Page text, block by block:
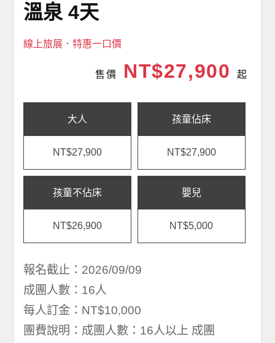
溫泉 4天
線上旅展．特惠一口價
售價 NT$27,900 起
大人
NT$27,900
孩童佔床
NT$27,900
孩童不佔床
NT$26,900
嬰兒
NT$5,000
報名截止：2026/09/09
成團人數：16人
每人訂金：NT$10,000
團費說明：成團人數：16人以上 成團